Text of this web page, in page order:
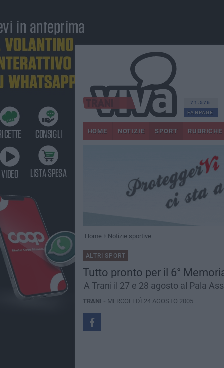
71.576
FANPAGE
HOME NOTIZIE SPORT RUBRICHE
Home Notizie sportive
ALTRI SPORT
Tutto pronto per il 6°
A Trani il 27 e 28 agosto al Pala
TRANI - MERCOLEDÌ 24 AGOSTO 2005